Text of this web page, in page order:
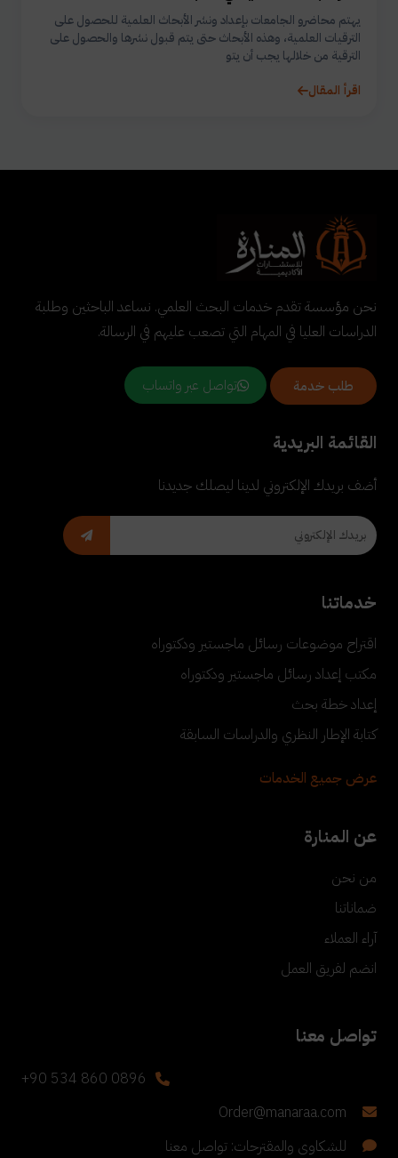
يهتم محاضرو الجامعات بإعداد ونشر الأبحاث العلمية للحصول على
الترقيات العلمية، وهذه الأبحاث حتى يتم قبول نشرها والحصول على
الترقية من خلالها يجب أن يتو
اقرأ المقال
نحن مؤسسة تقدم خدمات البحث العلمي. نساعد الباحثين وطلبة
الدراسات العليا في المهام التي تصعب عليهم في الرسالة.
طلب خدمة تواصل عبر واتساب
القائمة البريدية
أضف بريدك الإلكتروني لدينا ليصلك جديدنا
خدماتنا
اقتراح موضوعات رسائل ماجستير ودكتوراه
مكتب إعداد رسائل ماجستير ودكتوراه
إعداد خطة بحث
كتابة الإطار النظري والدراسات السابقة
عرض جميع الخدمات
عن المنارة
من نحن
ضماناتنا
آراء العملاء
انضم لفريق العمل
تواصل معنا
+90 534 860 0896
Order@manaraa.com
للشكاوى والمقترحات: تواصل معنا